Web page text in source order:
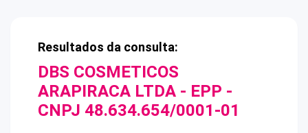
Resultados da consulta:
DBS COSMETICOS
ARAPIRACA LTDA - EPP -
CNPJ 48.634.654/0001-01